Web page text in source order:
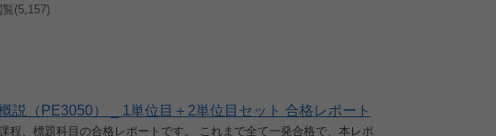
覧(5,157)
説（PE3050） _ 1単位目＋2単位目セット 合格レポート
程、標題科目の合格レポートです。 これまで全て一発合格で、本レポ